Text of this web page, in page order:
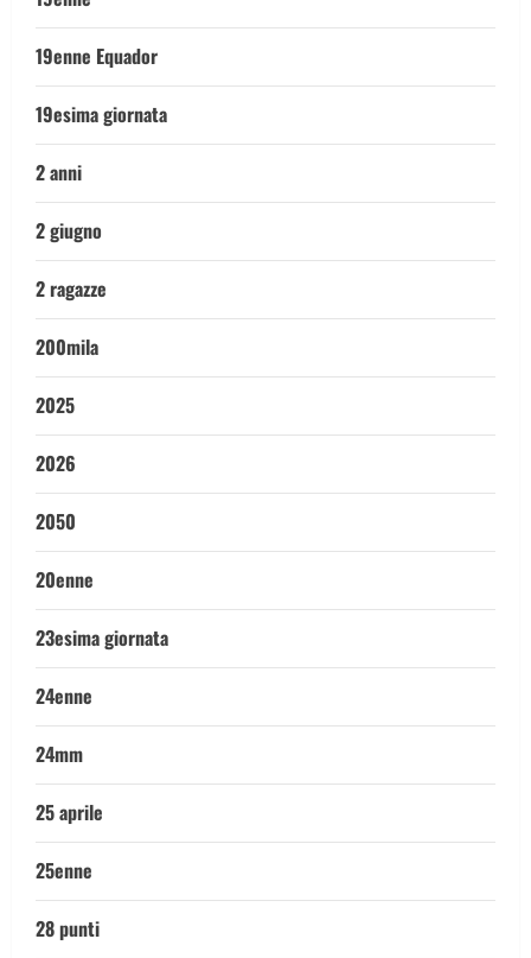
19enne Equador
19esima giornata
2 anni
2 giugno
2 ragazze
200mila
2025
2026
2050
20enne
23esima giornata
24enne
24mm
25 aprile
25enne
28 punti